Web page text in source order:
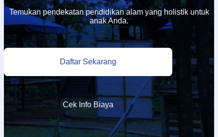
Temukan pendekatan pendidikan alam yang holistik untuk
anak Anda.
Daftar Sekarang
Cek Info Biaya